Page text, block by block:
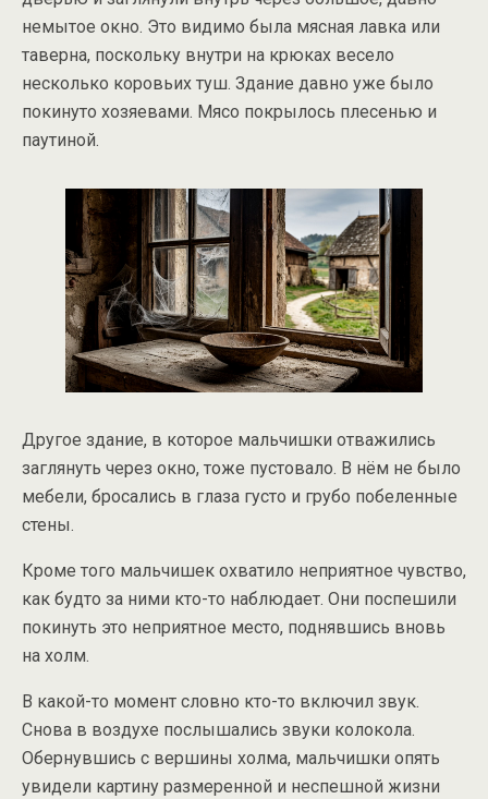
немытое окно. Это видимо была мясная лавка или
таверна, поскольку внутри на крюках весело
несколько коровьих туш. Здание давно уже было
покинуто хозяевами. Мясо покрылось плесенью и
паутиной.
Другое здание, в которое мальчишки отважились
заглянуть через окно, тоже пустовало. В нём не было
мебели, бросались в глаза густо и грубо побеленные
стены.
Кроме того мальчишек охватило неприятное чувство,
как будто за ними кто-то наблюдает. Они поспешили
покинуть это неприятное место, поднявшись вновь
на холм.
В какой-то момент словно кто-то включил звук.
Снова в воздухе послышались звуки колокола.
Обернувшись с вершины холма, мальчишки опять
увидели картину размеренной и неспешной жизни